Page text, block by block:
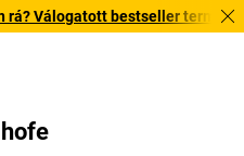
Válogatott bestseller